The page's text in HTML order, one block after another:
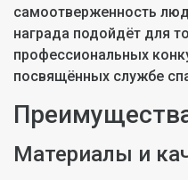
самоотверженность
награда подойдёт для
профессиональных
посвящённых службе
Материалы и